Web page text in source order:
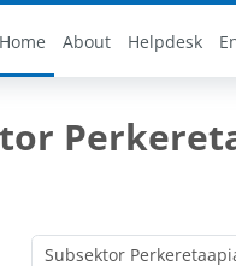
Home
About Helpdesk